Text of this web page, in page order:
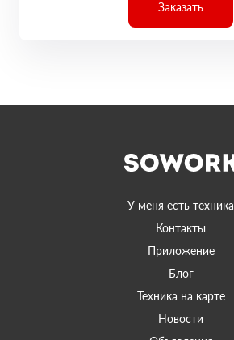
Заказать
У меня есть техника
Контакты
Приложение
Блог
Техника на карте
Новости